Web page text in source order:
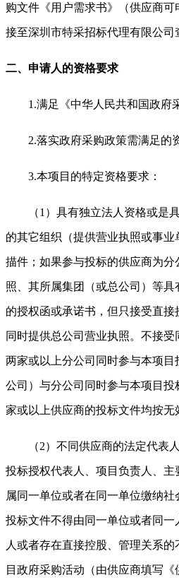
购文件《用户需求书》（供应商
接至深圳市特采招标代理有限公司
二、申请人的资格要求
1.满足《中华人民共和国政府
2.落实政府采购政策需满足的
3.本项目的特定资格要求：
（1）具有独立法人资格或是
的其它组织（提供营业执照或事
描件；如果参与投标的供应商为分
照、其所属集团（或总公司）等
的授权函或承诺书，但只接受直
同时提供总公司营业执照。不接
两家或以上分公司同时参与本项
公司）与分公司同时参与本项目
家或以上供应商的投标文件均按无
（2）不同供应商的法定代表
投标授权代表人、项目负责人、主
属同一单位或者在同一单位缴纳
投标文件不得由同一单位或者同
人或者存在直接控股、管理关系
目政府采购活动（由供应商填写